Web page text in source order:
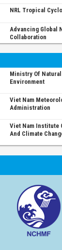
NRL Tropical
Advancing Global
Collaboration
Ministry Of
Environment
Viet Nam
Administration
Viet Nam Institute
And Climate